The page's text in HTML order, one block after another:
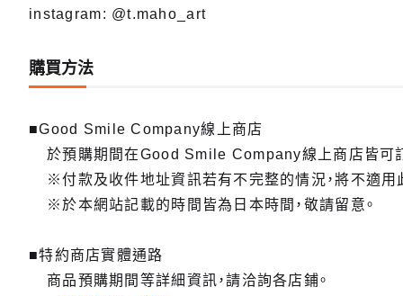
instagram: @t.maho_art
購買方法
■Good Smile Company線上商店
於預購期間在Good Smile Company線上商店皆可訂
※付款及收件地址資訊若有不完整的情況，將不適用
※於本網站記載的時間皆為日本時間，敬請留意。
■特約商店實體通路
商品預購期間等詳細資訊，請洽詢各店鋪。